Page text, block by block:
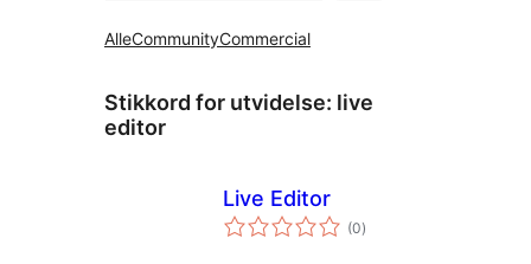
AlleCommunityCommercial
Stikkord for utvidelse: live
editor
Live Editor
(0totale
vurderinger
)